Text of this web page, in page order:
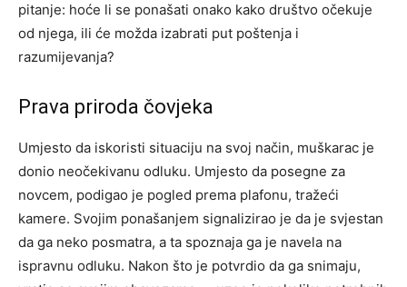
pitanje: hoće li se ponašati onako kako društvo očekuje
od njega, ili će možda izabrati put poštenja i
razumijevanja?
Prava priroda čovjeka
Umjesto da iskoristi situaciju na svoj način, muškarac je
donio neočekivanu odluku. Umjesto da posegne za
novcem, podigao je pogled prema plafonu, tražeći
kamere. Svojim ponašanjem signalizirao je da je svjestan
da ga neko posmatra, a ta spoznaja ga je navela na
ispravnu odluku. Nakon što je potvrdio da ga snimaju,